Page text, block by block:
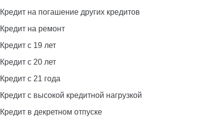
Кредит на погашение других кредитов
Кредит на ремонт
Кредит с 19 лет
Кредит с 20 лет
Кредит с 21 года
Кредит с высокой кредитной нагрузкой
Кредит в декретном отпуске